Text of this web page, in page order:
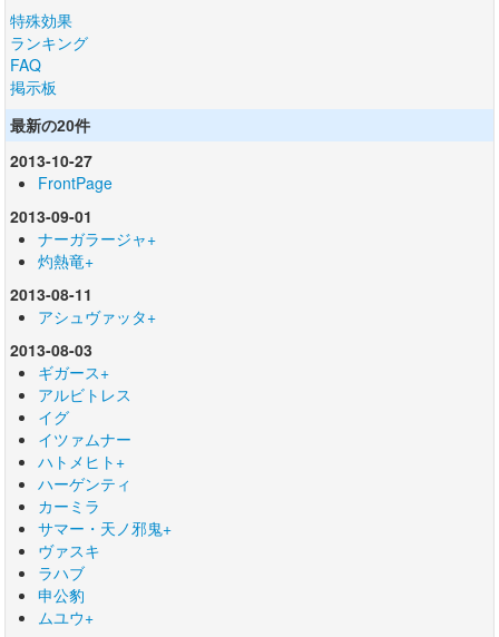
特殊効果
ランキング
FAQ
掲示板
最新の20件
2013-10-27
FrontPage
2013-09-01
ナーガラージャ+
灼熱竜+
2013-08-11
アシュヴァッタ+
2013-08-03
ギガース+
アルビトレス
イグ
イツァムナー
ハトメヒト+
ハーゲンティ
カーミラ
サマー・天ノ邪鬼+
ヴァスキ
ラハブ
申公豹
ムユウ+